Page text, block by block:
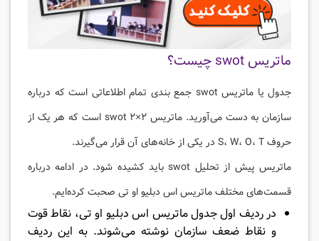
ماتریس swot چیست؟
جدول یا ماتریس swot جمع بندی تمام اطلاعاتی است که درباره
سازمان به دست می‌آورید. ماتریس swot ۲×۲ است که هر یک از
حروف S، W، O، T در یکی از خانه‌‌‌های آن قرار می‌گیرند.
ماتریس پیش از تحلیل swot باید کشیده شود. در ادامه درباره
قسمت‌های مختلف ماتریس اس دبلیو او تی صحبت کرده‌ایم.
در ردیف اول جدول ماتریس اس دبلیو او تی، نقاط قوت
و نقاط ضعف سازمان نوشته می‌شوند. به این ردیف